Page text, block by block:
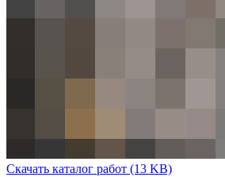
Скачать каталог работ (13 KB)